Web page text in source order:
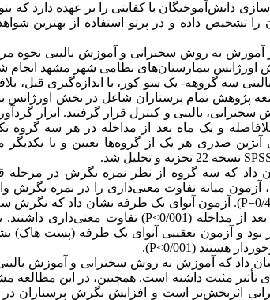
دانش‌آموختگان با کفایتی را بر عهده دارد که
را تشخیص داده و در پرتو استفاده از بهترین
آموزش به روش سخنرانی و آموزش بالینی نحوه
اورژانس بیمارستان‌های نظامی شهر مشهد‏ انجام
سه گروهه- یک سو کور، با اندازه‌گیری قبل،
1397 انجام شد. جامعه پژوهش تمام پرستاران شاغل در بخش
بالینی و کنترل قرار گرفتند. ابزار
و یک ماه بعد از مداخله در هر سه گروه
صدری هر یک از گروه‌ها تعیین و با یکدیگر
نسخه 22 تجزیه و تحلیل شد.
داد که سه گروه از نظر نمره نگرش در مرحله
آزمون میانه تفاوت معنی‌داری را در نمره نگرش
P=). آزمون آنوای یک طرفه نشان داد که نگرش
از مداخله (0/001 P<
) تفاوت معنی‌داری
بود و آزمون تعقیبی آنوای یک طرفه (پست هاک)
هستند (0/001
P<
).
داد که آموزش به روش سخنرانی و آموزش
تأثیر مثبت داشته است. همچنین، در این
اثربخش‌تر است و افزایش نگرش پرستاران